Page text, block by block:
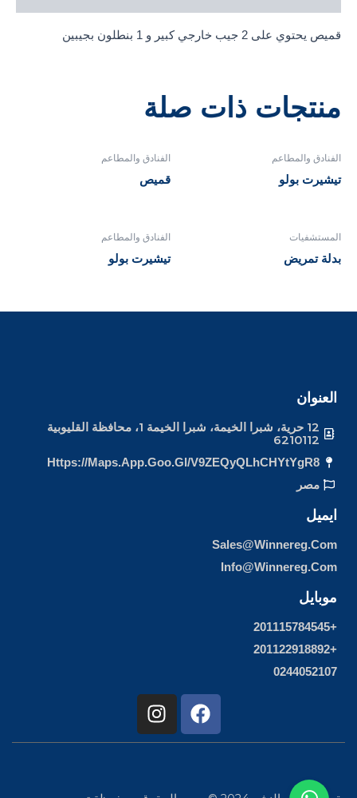
قميص يحتوي على 2 جيب خارجي كبير و 1 بنطلون بجيبين
منتجات ذات صلة
الفنادق والمطاعم
تيشيرت بولو
الفنادق والمطاعم
قميص
المستشفيات
بدلة تمريض
الفنادق والمطاعم
تيشيرت بولو
العنوان
12 حرية، شبرا الخيمة، شبرا الخيمة 1، محافظة القليوبية
6210112
Https://maps.app.goo.gl/v9ZEQyQLhCHYtYgR8
مصر
ايميل
Sales@winnereg.com
Info@winnereg.com
موبايل
0244052107
F
a
c
I
n
s